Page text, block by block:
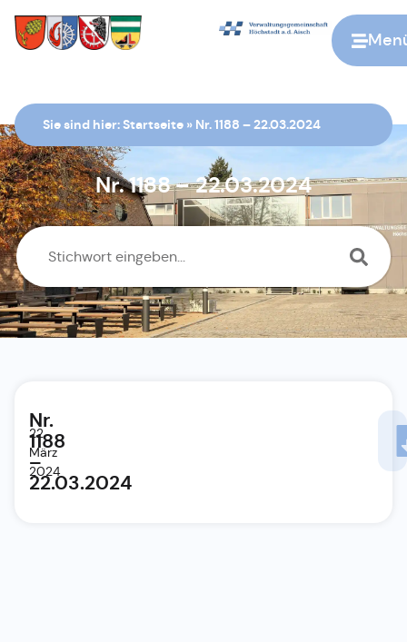
Sie sind hier:Startseite » Nr. 1188 – 22.03.2024
Nr. 1188 – 22.03.2024
22.
März
2024
Nr.
1188
–
22.03.2024